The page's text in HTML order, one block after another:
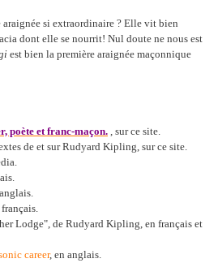
si extraordinaire ? Elle vit bien
dont elle se nourrit! Nul doute ne nous est
est bien la première araignée maçonnique
poète et franc-maçon. , sur ce site.
de et sur Rudyard Kipling, sur ce site.
Lodge", de Rudyard Kipling, en français et
career, en anglais.